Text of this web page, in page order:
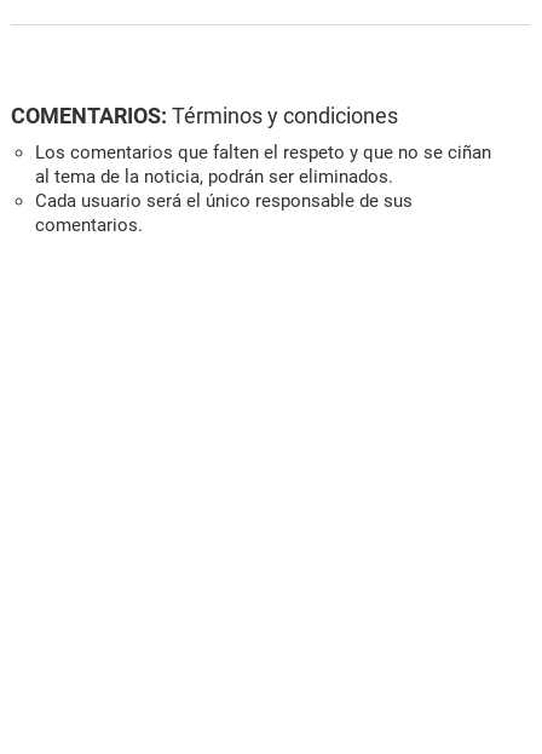
COMENTARIOS: Términos y condiciones
Los comentarios que falten el respeto y que no se ciñan
al tema de la noticia, podrán ser eliminados.
Cada usuario será el único responsable de sus
comentarios.